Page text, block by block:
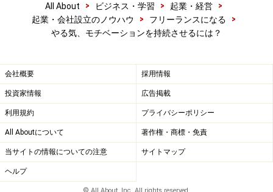
All About > ビジネス・学習 > 起業・経営
>
起業・会社設立のノウハウ
> フリーランスになる
>
やる気、モチベーションを持続させるには？
会社概要 採用情報
投資家情報 広告掲載
利用規約 プライバシーポリシー
All Aboutについて 著作権・商標・免責
当サイトの情報についての注意 サイトマップ
ヘルプ